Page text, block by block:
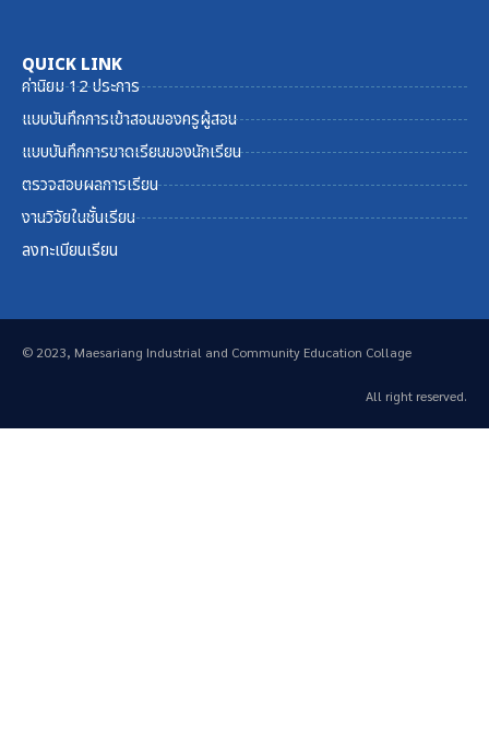
QUICK LINK
ค่านิยม 12 ประการ
แบบบันทึกการเข้าสอนของครูผู้สอน
แบบบันทึกการขาดเรียนของนักเรียน
ตรวจสอบผลการเรียน
งานวิจัยในชั้นเรียน
ลงทะเบียนเรียน
© 2023, Maesariang Industrial and Community Education Collage
All right reserved.